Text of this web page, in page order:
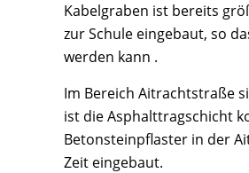
Kabelgraben ist bereits
zur Schule eingebaut, so
werden kann .
Im Bereich Aitrachtstraße
ist die Asphalttragschicht
Betonsteinpflaster in der
Zeit eingebaut.